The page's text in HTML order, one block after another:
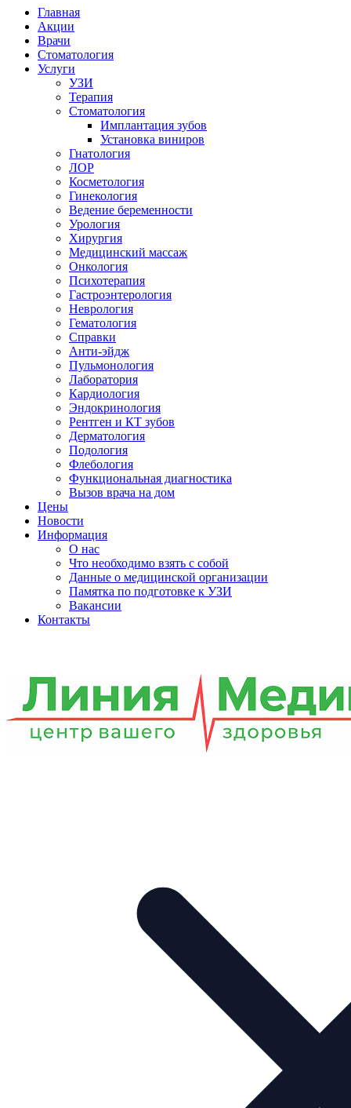
Главная
Акции
Врачи
Стоматология
Услуги
УЗИ
Терапия
Стоматология
Имплантация зубов
Установка виниров
Гнатология
ЛОР
Косметология
Гинекология
Ведение беременности
Урология
Хирургия
Медицинский массаж
Онкология
Психотерапия
Гастроэнтерология
Неврология
Гематология
Справки
Анти-эйдж
Пульмонология
Лаборатория
Кардиология
Эндокринология
Рентген и КТ зубов
Дерматология
Подология
Флебология
Функциональная диагностика
Вызов врача на дом
Цены
Новости
Информация
О нас
Что необходимо взять с собой
Данные о медицинской организации
Памятка по подготовке к УЗИ
Вакансии
Контакты